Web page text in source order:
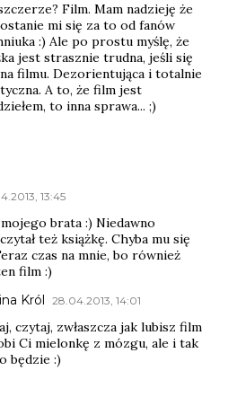
Film. Mam nadzieję że
mi się za to od fanów
:) Ale po prostu myślę, że
jest strasznie trudna, jeśli się
filmu. Dezorientująca i totalnie
A to, że film jest
to inna sprawa... ;)
13:45
brata :) Niedawno
też książkę. Chyba mu się
czas na mnie, bo również
film :)
Król 28.04.2013, 14:01
czytaj, zwłaszcza jak lubisz film
Ci mielonkę z mózgu, ale i tak
będzie :)